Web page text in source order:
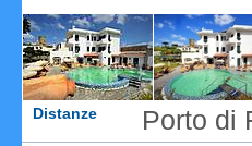
Distanze Porto di